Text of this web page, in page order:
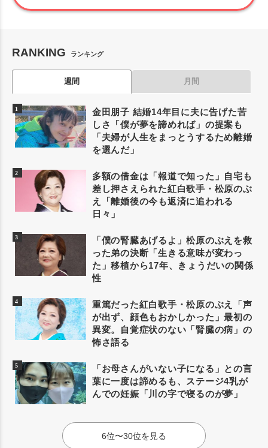
RANKING ランキング
週間 月間
金田朋子 結婚14年目に夫に告げた苦
しさ「僕が夢を諦めれば」の提案も
「夫婦が人生をまっとうするため離婚
を選んだ」
多額の借金は「報道で知った」自宅も
差し押さえられた紅白歌手・松原のぶ
え「離婚後の今も返済に追われる
日々」
「僕の腎臓あげるよ」松原のぶえを救
った弟の決断「生きる意味が変わっ
た」移植から17年、きょうだいの関係
性
重篤だった紅白歌手・松原のぶえ「声
が出ず、顔色もおかしかった」最初の
異変。自覚症状のない「腎臓の病」の
怖さ語る
「お母さんがいない子になる」との言
葉に一度は諦めるも、ステージ4乳が
んでの妊娠「川の字で寝るのが夢」
6位〜30位を見る